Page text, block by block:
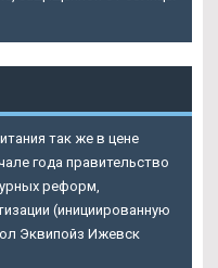
так же в цене
года правительство
реформ,
(инициированную
Эквипойз Ижевск